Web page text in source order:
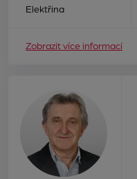
Elektřina
Zobrazit více informací